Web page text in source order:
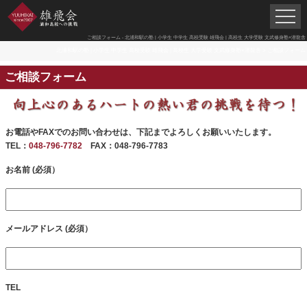
ご相談フォーム - 北浦和駅の塾 | 小学生 中学生 高校受験 雄飛会 | 高校生 大学受験 文武修身塾×潜龍舎
ご相談フォーム
お電話やFAXでのお問い合わせは、下記までよろしくお願いいたします。
TEL： 048-796-7782 FAX：048-796-7783
お名前 (必須）
メールアドレス (必須）
TEL